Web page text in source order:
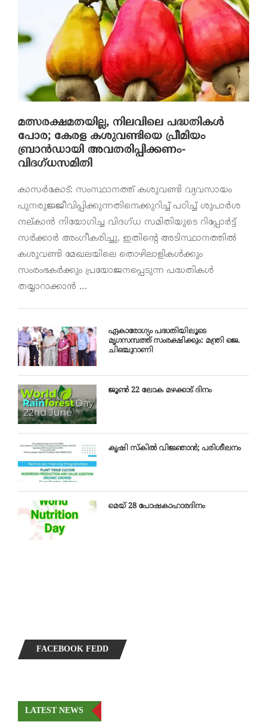
മത്സരക്ഷമതയില്ല, നിലവിലെ പദ്ധതികൾ
പോര; കേരള കശുവണ്ടിയെ പ്രീമിയം
ബ്രാൻഡായി അവതരിപ്പിക്കണം-
വിദഗ്ധസമിതി
കാസർകോട്: സംസ്ഥാനത്ത് കശുവണ്ടി വ്യവസായം
പുനരുജ്ജീവിപ്പിക്കുന്നതിനെക്കുറിച്ച് പഠിച്ച് ശുപാർശ
നല്കാൻ നിയോഗിച്ച വിദഗ്ധ സമിതിയുടെ റിപ്പോർട്ട്
സർക്കാർ അംഗീകരിച്ചു. ഇതിന്റെ അടിസ്ഥാനത്തിൽ
കശുവണ്ടി മേഖലയിലെ തൊഴിലാളികൾക്കും
സംരംഭകർക്കും പ്രയോജനപ്പെടുന്ന പദ്ധതികൾ
തയ്യാറാക്കാൻ …
ഏകാരോഗ്യം പദ്ധതിയിലൂടെ
മൃഗസമ്പത്ത് സംരക്ഷിക്കും: മന്ത്രി ജെ.
ചിഞ്ചുറാണി
ജൂൺ 22 ലോക മഴക്കാട്‌ ദിനം
കൃഷി സ്‌കില്‍ വിജ്ഞാന്‍; പരിശീലനം
മെയ്‌ 28 പോഷകാഹാരദിനം
FACEBOOK FEDD
LATEST NEWS